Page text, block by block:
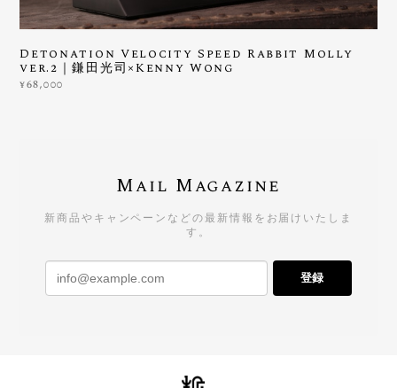
Detonation Velocity Speed Rabbit Molly
ver.2｜鎌田光司×Kenny Wong
¥68,000
Mail Magazine
新商品やキャンペーンなどの最新情報をお届けいたしま
す。
登録